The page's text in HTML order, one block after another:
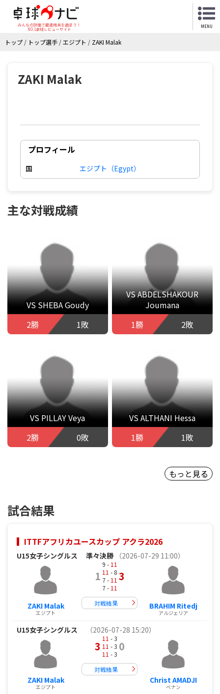
みんなの評価で最適用具を選ぼう！
NO.1卓球レビューサイト
MENU
トップ / トップ選手 /エジプト / ZAKI Malak
ZAKI Malak
プロフィール
国 エジプト（Egypt）
主な対戦成績
VS SHEBA Goudy
2勝
1敗
VS ABDELSHAKOUR
Joumana
1勝
2敗
VS PILLAY Veya
2勝
0敗
VS ALTHANI Hessa
1勝
1敗
もっと見る
試合結果
ITTFアフリカユースカップ アクラ2026
U15女子シングルス 準々決勝 （2026-07-29 11:00）
ZAKI Malak
エジプト
1
9 - 11
11 - 8
7 - 11
7 - 11
3
対戦結果 BRAHIM Ritedj
アルジェリア
U15女子シングルス （2026-07-28 15:20）
ZAKI Malak
エジプト
3
11 - 3
11 - 3
11 - 3
0
対戦結果
Christ AMADJI
ベナン